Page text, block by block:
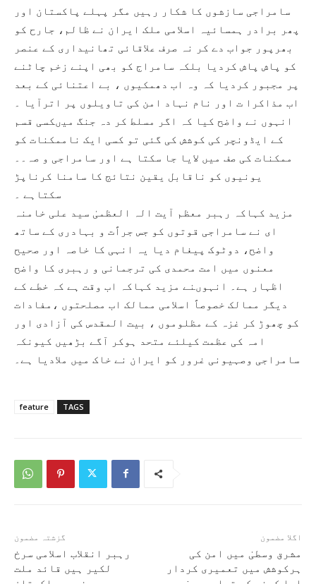
سامراجی سازشوں کا شکار رہیں مگر پہلے پاکستان اور
پھر برادر ہمسائیہ اسلامی ملک ایران نے ظالم، جارح کو
بھرپور جواب دے کر نہ صرف علاقائی تھانیداری کے عنصر
کو پاش پاش کردیا بلکہ سامراج کو بھی اپنے زخم چاٹنے
پر مجبور کردیا کہ وہ اب دھمکیوں ، بے اعتنائی کے بعد
اب مذاکرا ت اور نام نہاد امن کی تاویلوں پر اترآیا ۔
انہوں نے واضح کیا کہ اگر مسلط کر دہ جنگ میںکسی قسم
کے ایڈونچر کی کوشش کی گئی تو کسی ایک ناممکنات کو
ممکنات کی صف میں لایا جا سکتا ہے اور سامراجی و صہ۔۔
یونیوں کو ناقابل یقین نتائج کا سامنا کرناپڑ
سکتاہے ۔
مزید کہاکہ رہبر معظم آیت الہ العظمیٰ سید علی خامنہ
ای نے سامراجی قوتوں کو جس جراًت و بہادری کے ساتھ
واضح، دوٹوک پیغام دیا یہ انہی کا خاصہ اور صحیح
معنوں میں امت محمدی کی ترجمانی و رہبری کا واضح
اظہار ہے۔ انہوںنے مزید کہاکہ اب وقت ہے کہ خطے کے
دیگر ممالک خصوصاً اسلامی ممالک اب مصلحتوں ،مفادات
کو چھوڑ کر غزہ کے مظلوموں ، بیت المقدس کی آزادی اور
امہ کی عظمت کیلئے متحد ہوکر آگے بڑھیں کیونکہ
سامراجی وصہیونی غرور کو ایران نے خاک میں ملادیا ہے۔
TAGS
feature
گزشتہ مضمون
رہبر انقلاب اسلامی سرخ
لکیر ہیں قائد ملت
اگلا مضمون
مشرق وسطیٰ میں امن کی
ہرکوشش میں تعمیری کردار